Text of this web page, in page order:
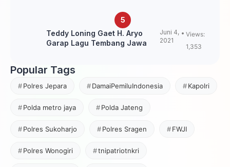
Teddy Loning Gaet H. Aryo
Garap Lagu Tembang Jawa
Juni 4,
2021
Views:
1,353
Popular Tags
Polres Jepara DamaiPemiluIndonesia Kapolri
Polda metro jaya Polda Jateng
Polres Sukoharjo Polres Sragen FWJI
Polres Wonogiri tnipatriotnkri